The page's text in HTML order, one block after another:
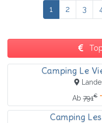
1 2 3
Camping Le
Ab791€
Camping